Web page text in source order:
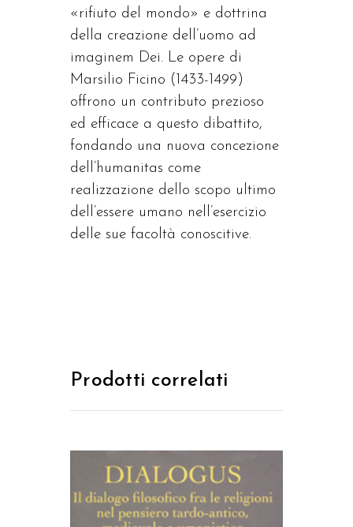
«rifiuto del mondo» e dottrina
della creazione dell’uomo ad
imaginem Dei. Le opere di
Marsilio Ficino (1433-1499)
offrono un contributo prezioso
ed efficace a questo dibattito,
fondando una nuova concezione
dell’humanitas come
realizzazione dello scopo ultimo
dell’essere umano nell’esercizio
delle sue facoltà conoscitive.
Prodotti correlati